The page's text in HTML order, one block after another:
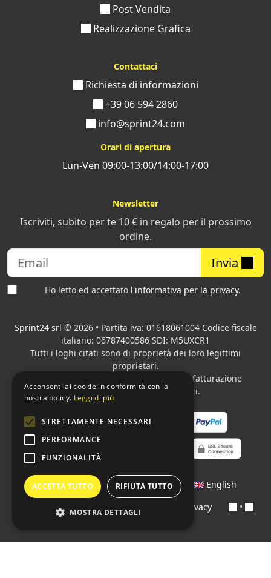
Post Vendita
Realizzazione Grafica
Contattaci
Richiesta di informazioni
+39 06 594 2860
info@sprint24.com
Orari di apertura
Lun-Ven 09:00-13:00/14:00-17:00
Newsletter
Iscriviti, subito per te 10 € in regalo per il prossimo
ordine.
Invia
Ho letto ed accettato l'informativa per la privacy.
Sprint24 srl © 2026 • Partita iva: 01618061004 Codice fiscale
italiano: 06787400586 SDI: M5UXCR1
Tutti i loghi citati sono di proprietà dei loro legittimi
proprietari.
adibita alla fatturazione
elettronica per gli Enti pubblici.
Lingue: 🇮🇹 Italiano • 🇫🇷 Français
🇬🇧 English
• Condizioni di pagamento Privacy •
Acconsenti ai cookie in conformità con la
nostra policy. Leggi di più
STRETTAMENTE NECESSARI
PERFORMANCE
FUNZIONALITÀ
ACCETTA TUTTO RIFIUTA TUTTO
MOSTRA DETTAGLI